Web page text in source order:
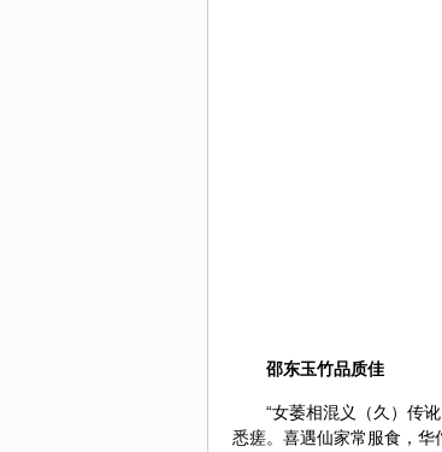
邵东玉竹品质佳
“女萎相混义（久）传
悉瘥。喜遇仙家常服食， 华